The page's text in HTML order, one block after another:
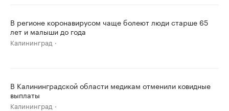
В регионе коронавирусом чаще болеют люди старше 65
лет и малыши до года
Калининград
В Калининградской области медикам отменили ковидные
выплаты
Калининград